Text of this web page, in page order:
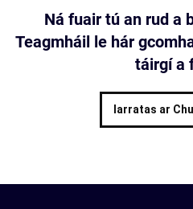
Ná fuair tú an rud a
Teagmháil le hár
táirgí a
Iarratas ar